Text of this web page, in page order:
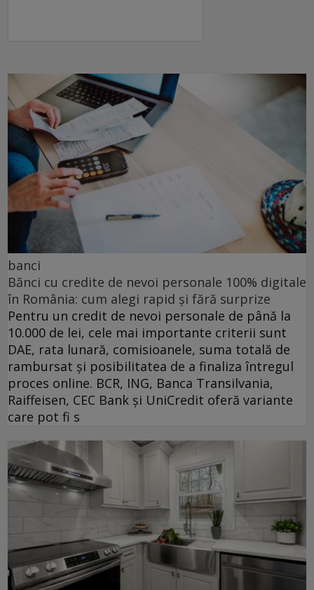
banci
Bănci cu credite de nevoi personale 100% digitale
în România: cum alegi rapid și fără surprize
Pentru un credit de nevoi personale de până la
10.000 de lei, cele mai importante criterii sunt
DAE, rata lunară, comisioanele, suma totală de
rambursat și posibilitatea de a finaliza întregul
proces online. BCR, ING, Banca Transilvania,
Raiffeisen, CEC Bank și UniCredit oferă variante
care pot fi s